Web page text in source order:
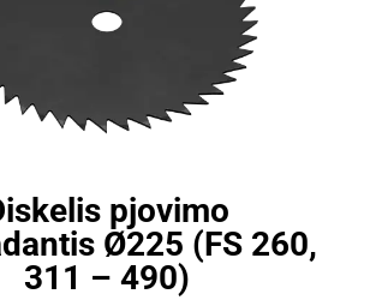
pjovimo
Ø225 (FS 260,
311 – 490)